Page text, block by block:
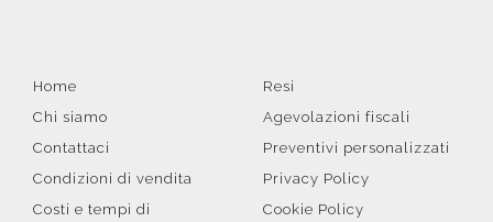
Home
Chi siamo
Contattaci
Condizioni di vendita
Costi e tempi di
Resi
Agevolazioni fiscali
Preventivi personalizzati
Privacy Policy
Cookie Policy